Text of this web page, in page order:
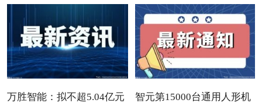
万胜智能：拟不超5.04亿元
智元第15000台通用人形机